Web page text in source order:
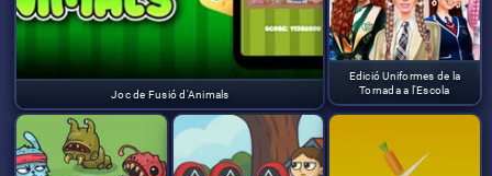
Joc de Fusió d'Animals
Edició Uniformes de la
Tornada a l'Escola